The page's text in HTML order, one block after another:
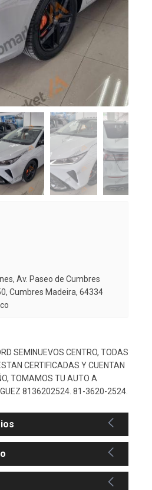
Cumbres Madeira, 64334
CERTIFICADAS Y CUENTAN
TOMAMOS TU AUTO A
8136202524. 81-3620-2524.